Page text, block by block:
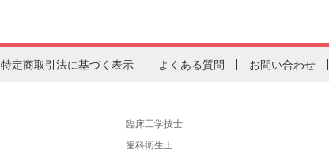
特定商取引法に基づく表示 よくある質問 お問い合わせ
臨床工学技士
歯科衛生士